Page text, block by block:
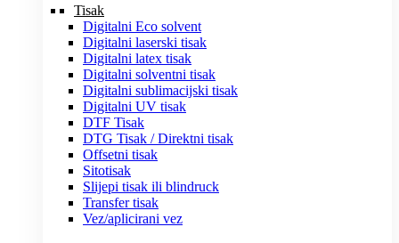
Tisak
Digitalni Eco solvent
Digitalni laserski tisak
Digitalni latex tisak
Digitalni solventni tisak
Digitalni sublimacijski tisak
Digitalni UV tisak
DTF Tisak
DTG Tisak / Direktni tisak
Offsetni tisak
Sitotisak
Slijepi tisak ili blindruck
Transfer tisak
Vez/aplicirani vez